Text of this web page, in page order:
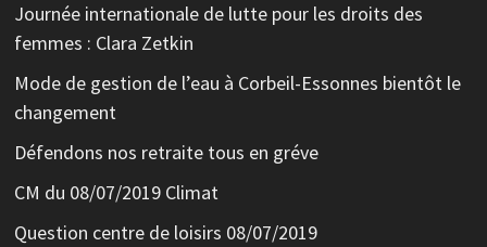
Journée internationale de lutte pour les droits des
femmes : Clara Zetkin
Mode de gestion de l’eau à Corbeil-Essonnes bientôt le
changement
Défendons nos retraite tous en gréve
CM du 08/07/2019 Climat
Question centre de loisirs 08/07/2019